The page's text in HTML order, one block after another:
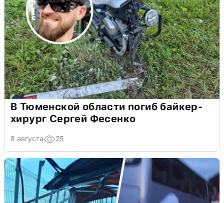
В Тюменской области погиб байкер-
хирург Сергей Фесенко
8 августа 25